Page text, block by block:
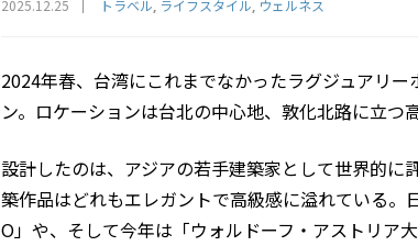
2025.12.25 トラベル ライフスタイル ウェルネス
2024年春、台湾にこれまでなかったラグジュアリ
ン。ロケーションは台北の中心地、敦化北路に立つ
設計したのは、アジアの若手建築家として世界的に
築作品はどれもエレガントで高級感に溢れている。
O」や、そして今年は「ウォルドーフ・アストリア